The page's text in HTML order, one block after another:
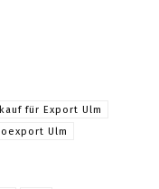
für Export Ulm
Ulm